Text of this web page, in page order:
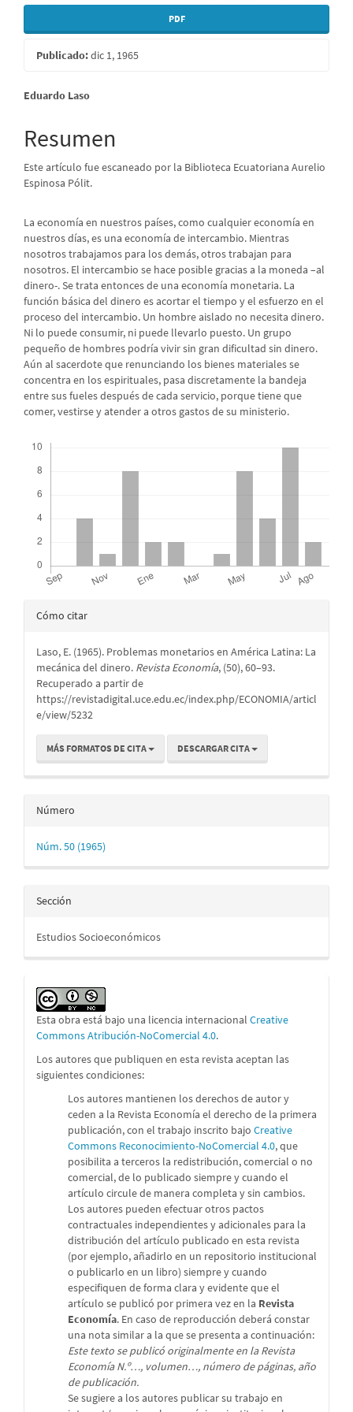
PDF
Publicado:dic 1, 1965
Contenido
principal
del
artículo
Eduardo Laso
Resumen
Este artículo fue escaneado por la Biblioteca Ecuatoriana Aurelio
Espinosa Pólit.
La economía en nuestros países, como cualquier economía en
nuestros días, es una economía de intercambio. Mientras
nosotros trabajamos para los demás, otros trabajan para
nosotros. El intercambio se hace posible gracias a la moneda –al
dinero-. Se trata entonces de una economía monetaria. La
función básica del dinero es acortar el tiempo y el esfuerzo en el
proceso del intercambio. Un hombre aislado no necesita dinero.
Ni lo puede consumir, ni puede llevarlo puesto. Un grupo
pequeño de hombres podría vivir sin gran dificultad sin dinero.
Aún al sacerdote que renunciando los bienes materiales se
concentra en los espirituales, pasa discretamente la bandeja
entre sus fueles después de cada servicio, porque tiene que
comer, vestirse y atender a otros gastos de su ministerio.
Detalles
artículo
Cómo citar
Laso, E. (1965). Problemas monetarios en América Latina: La
mecánica del dinero. Revista Economía, (50), 60–93.
Recuperado a partir de
https://revistadigital.uce.edu.ec/index.php/ECONOMIA/articl
e/view/5232
MÁS FORMATOS DE CITA DESCARGAR CITA
Número
Núm. 50 (1965)
Sección
Estudios Socioeconómicos
Esta obra está bajo una licencia internacional Creative
Commons Atribución-NoComercial 4.0.
Los autores que publiquen en esta revista aceptan las
siguientes condiciones:
Los autores mantienen los derechos de autor y
ceden a la Revista Economía el derecho de la primera
publicación, con el trabajo inscrito bajo Creative
Commons Reconocimiento-NoComercial 4.0, que
posibilita a terceros la redistribución, comercial o no
comercial, de lo publicado siempre y cuando el
artículo circule de manera completa y sin cambios.
Los autores pueden efectuar otros pactos
contractuales independientes y adicionales para la
distribución del artículo publicado en esta revista
(por ejemplo, añadirlo en un repositorio institucional
o publicarlo en un libro) siempre y cuando
especifiquen de forma clara y evidente que el
artículo se publicó por primera vez en la Revista
Economía. En caso de reproducción deberá constar
una nota similar a la que se presenta a continuación:
Este texto se publicó originalmente en la Revista
Economía N.º…, volumen…, número de páginas, año
de publicación.
Se sugiere a los autores publicar su trabajo en